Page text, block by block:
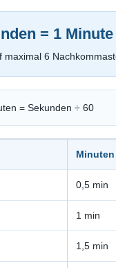
= 1 Minute
maximal 6
= Sekunden ÷ 60
Minuten
0,5 min
1 min
1,5 min